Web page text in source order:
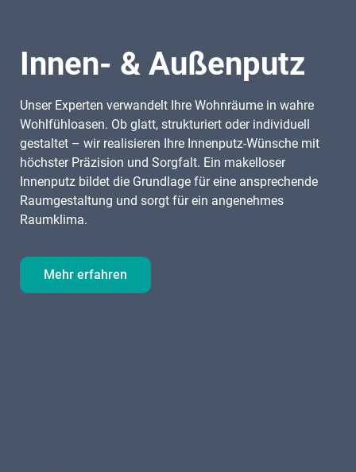
Innen- & Außenputz
Unser Experten verwandelt Ihre Wohnräume in wahre
Wohlfühloasen. Ob glatt, strukturiert oder individuell
gestaltet – wir realisieren Ihre Innenputz-Wünsche mit
höchster Präzision und Sorgfalt. Ein makelloser
Innenputz bildet die Grundlage für eine ansprechende
Raumgestaltung und sorgt für ein angenehmes
Raumklima.
Mehr erfahren